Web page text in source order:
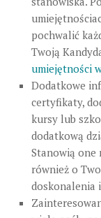
pochwalić
Twoją
umiejętności
Dodatkowe
certyfikaty,
kursy lub
dodatkową
Stanowią one
również o
doskonalenia